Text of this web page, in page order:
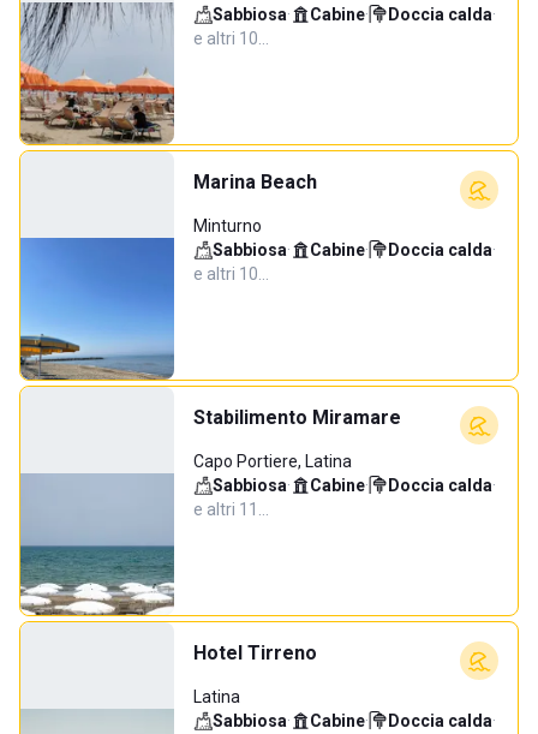
Sabbiosa· Cabine· Doccia calda·
e altri 10…
Marina Beach
Minturno
Sabbiosa· Cabine· Doccia calda·
e altri 10…
Stabilimento Miramare
Capo Portiere, Latina
Sabbiosa· Cabine· Doccia calda·
e altri 11…
Hotel Tirreno
Latina
Sabbiosa· Cabine· Doccia calda·